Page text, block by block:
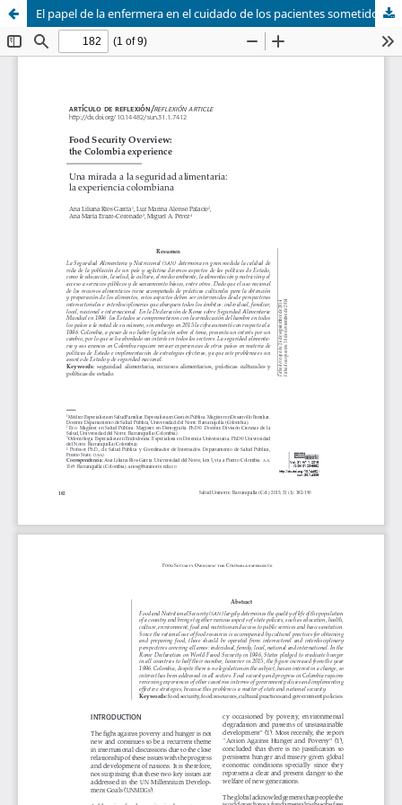
El papel de la enfermera en el cuidado de los pacientes sometidos a colangiopancreatografía retrógrada endoscópica CPRE